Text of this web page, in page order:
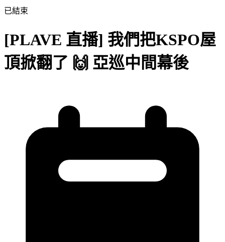
已結束
[PLAVE 直播] 我們把KSPO屋
頂掀翻了 🙌 亞巡中間幕後